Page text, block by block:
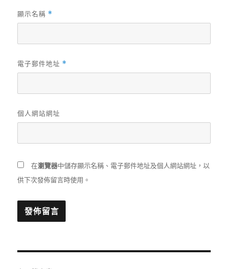
顯示名稱 *
電子郵件地址 *
個人網站網址
在瀏覽器中儲存顯示名稱、電子郵件地址及個人網站網址，以
供下次發佈留言時使用。